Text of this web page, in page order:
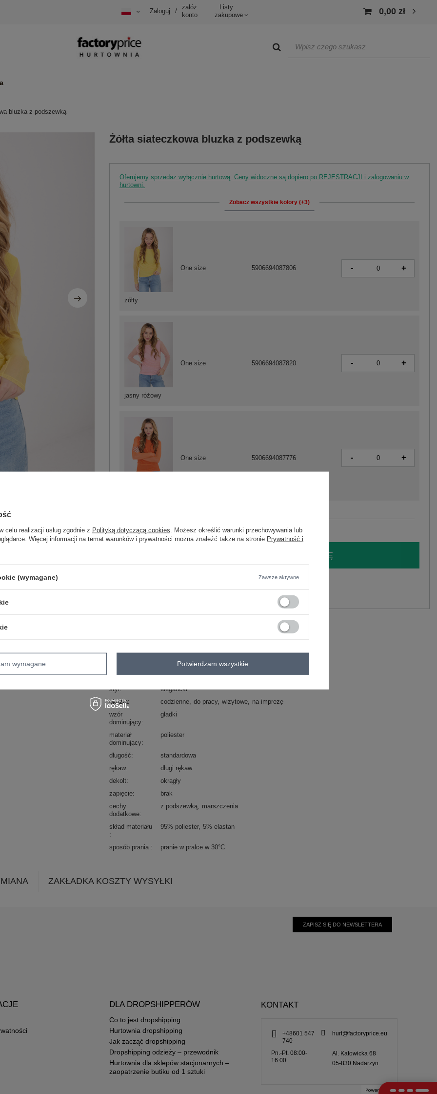
Zaloguj /
załóż
konto
Listy
zakupowe
0,00 zł
bluzka z podszewką
Żółta siateczkowa bluzka z podszewką
Oferujemy sprzedaż wyłącznie hurtową. Ceny widoczne są dopiero po REJESTRACJI i zalogowaniu w
hurtowni.
Zobacz wszystkie kolory (+3)
żółty
One size 5906694087806 - +
jasny różowy
One size 5906694087820 - +
One size 5906694087776 - +
ZALOGUJ SIĘ I ZOBACZ CENĘ
Kod produktu
IT-BZ-21915.58
ITALY MODA
typ produktu
bluzka elegancka bluzka dopasowana
styl
elegancki
okazja
codzienne do pracy wizytowe
na imprezę
wzór
dominujący
gładki
materiał
dominujący
poliester
długość
standardowa
rękaw
długi rękaw
dekolt
okrągły
zapięcie
brak
cechy
dodatkowe
z podszewką marszczenia
skład materiału 95% poliester 5% elastan
sposób prania pranie w pralce w 30°C
ZAKŁADKA KOSZTY WYSYŁKI
ZAPISZ SIĘ DO NEWSLETTERA
DLA DROPSHIPPERÓW
Co to jest dropshipping
Hurtownia dropshipping
Jak zacząć dropshipping
Dropshipping odzieży – przewodnik
Hurtownia dla sklepów stacjonarnych –
zaopatrzenie butiku od 1 sztuki
KONTAKT
+48601 547
740
hurt@factoryprice.eu
Pn.-Pt. 08:00-
16:00
Al. Katowicka 68
05-830 Nadarzyn
celu realizacji usług zgodnie z Polityką dotyczącą cookies . Możesz określić warunki przechowywania lub
Więcej informacji na temat warunków i prywatności można znaleźć także na stronie Prywatność i
(wymagane) Zawsze aktywne
wymagane Potwierdzam wszystkie